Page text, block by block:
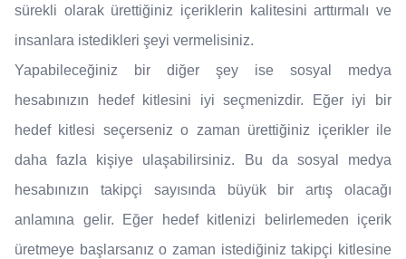
sürekli olarak ürettiğiniz içeriklerin kalitesini arttırmalı ve
insanlara istedikleri şeyi vermelisiniz.
Yapabileceğiniz bir diğer şey ise sosyal medya
hesabınızın hedef kitlesini iyi seçmenizdir. Eğer iyi bir
hedef kitlesi seçerseniz o zaman ürettiğiniz içerikler ile
daha fazla kişiye ulaşabilirsiniz. Bu da sosyal medya
hesabınızın takipçi sayısında büyük bir artış olacağı
anlamına gelir. Eğer hedef kitlenizi belirlemeden içerik
üretmeye başlarsanız o zaman istediğiniz takipçi kitlesine